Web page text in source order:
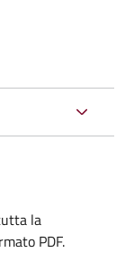
la
PDF.